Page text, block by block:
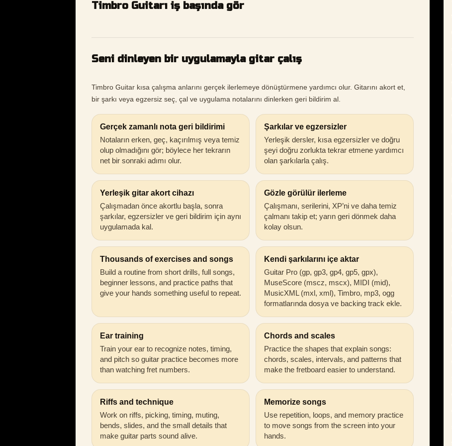
Timbro Guitarı iş başında gör
Seni dinleyen bir uygulamayla gitar çalış
Timbro Guitar kısa çalışma anlarını gerçek ilerlemeye dönüştürmene yardımcı olur. Gitarını akort et,
bir şarkı veya egzersiz seç, çal ve uygulama notalarını dinlerken geri bildirim al.
Gerçek zamanlı nota geri bildirimi
Notaların erken, geç, kaçırılmış veya temiz
olup olmadığını gör; böylece her tekrarın
net bir sonraki adımı olur.
Şarkılar ve egzersizler
Yerleşik dersler, kısa egzersizler ve doğru
şeyi doğru zorlukta tekrar etmene yardımcı
olan şarkılarla çalış.
Yerleşik gitar akort cihazı
Çalışmadan önce akortlu başla, sonra
şarkılar, egzersizler ve geri bildirim için aynı
uygulamada kal.
Gözle görülür ilerleme
Çalışmanı, serilerini, XP’ni ve daha temiz
çalmanı takip et; yarın geri dönmek daha
kolay olsun.
Thousands of exercises and songs
Build a routine from short drills, full songs,
beginner lessons, and practice paths that
give your hands something useful to repeat.
Kendi şarkılarını içe aktar
Guitar Pro (gp, gp3, gp4, gp5, gpx),
MuseScore (mscz, mscx), MIDI (mid),
MusicXML (mxl, xml), Timbro, mp3, ogg
formatlarında dosya ve backing track ekle.
Ear training
Train your ear to recognize notes, timing,
and pitch so guitar practice becomes more
than watching fret numbers.
Chords and scales
Practice the shapes that explain songs:
chords, scales, intervals, and patterns that
make the fretboard easier to understand.
Riffs and technique
Work on riffs, picking, timing, muting,
bends, slides, and the small details that
make guitar parts sound alive.
Memorize songs
Use repetition, loops, and memory practice
to move songs from the screen into your
hands.